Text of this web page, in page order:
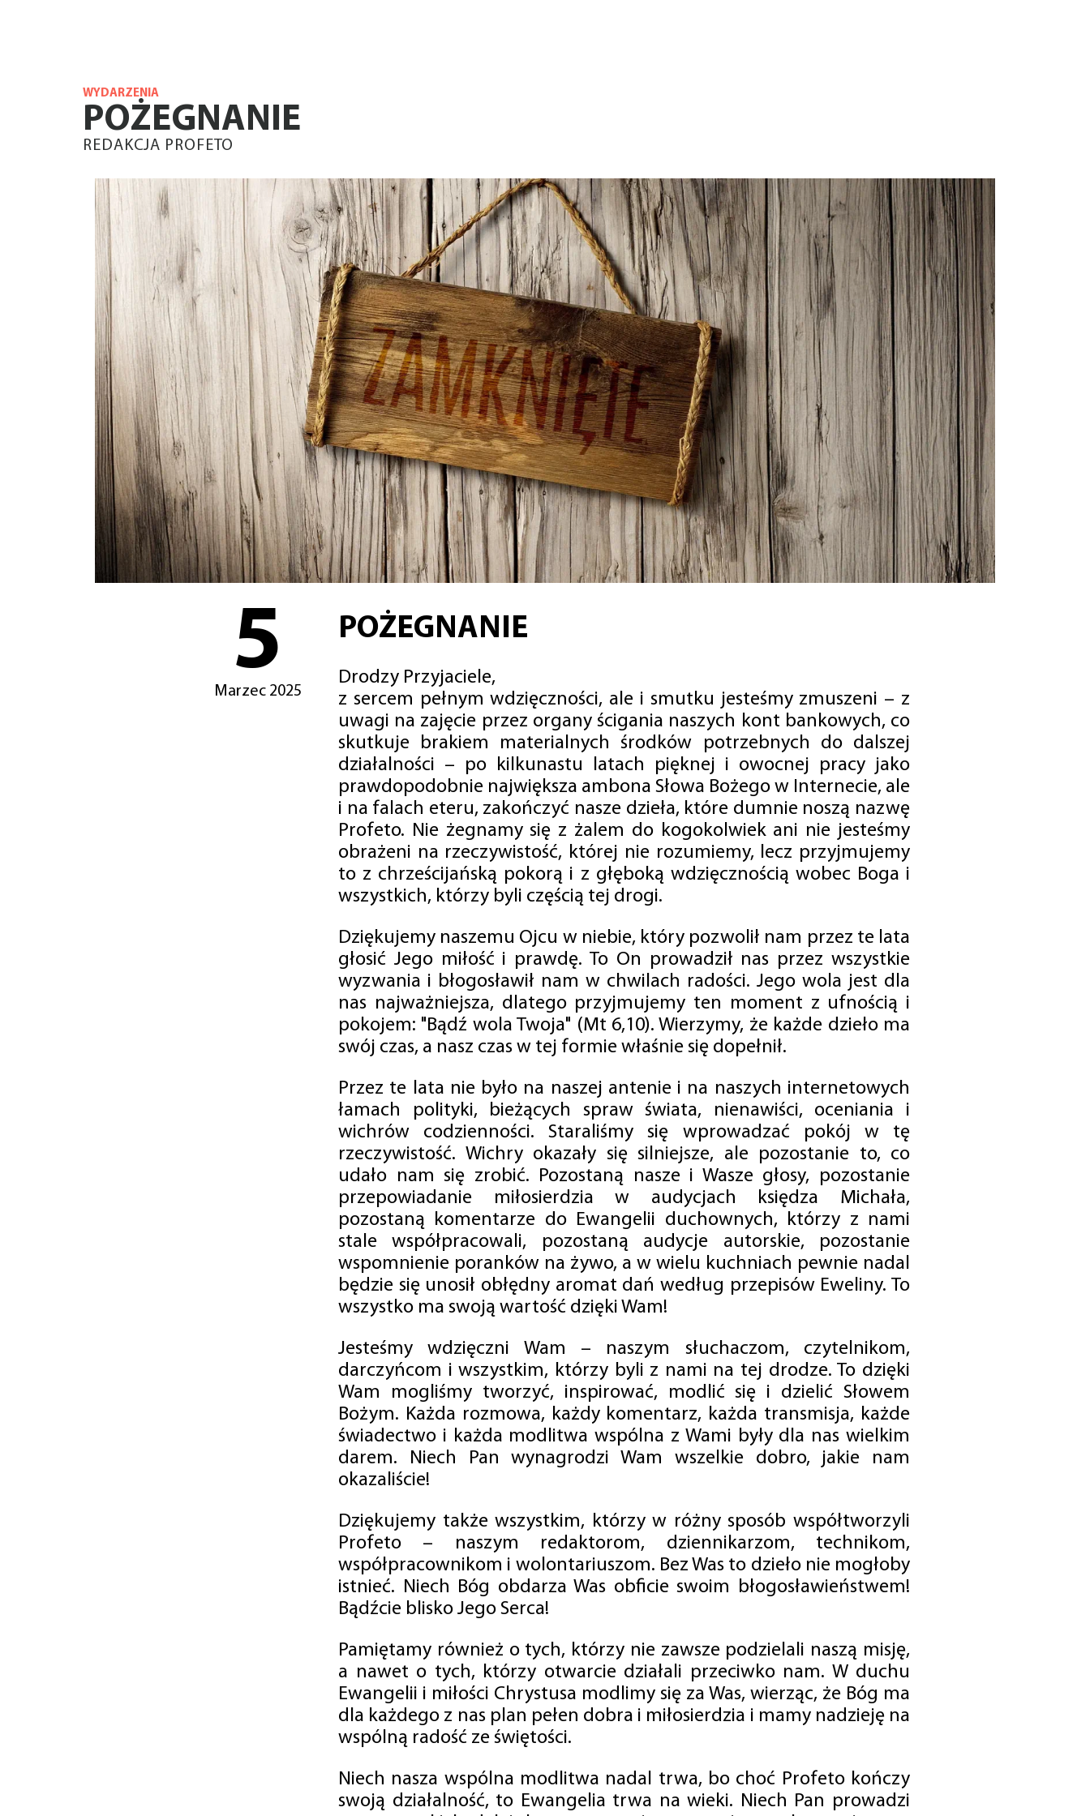
WYDARZENIA
POŻEGNANIE
REDAKCJA PROFETO
5
Marzec 2025
POŻEGNANIE
Drodzy Przyjaciele,
z sercem pełnym wdzięczności, ale i smutku jesteśmy zmuszeni – z
uwagi na zajęcie przez organy ścigania naszych kont bankowych, co
skutkuje brakiem materialnych środków potrzebnych do dalszej
działalności – po kilkunastu latach pięknej i owocnej pracy jako
prawdopodobnie największa ambona Słowa Bożego w Internecie, ale
i na falach eteru, zakończyć nasze dzieła, które dumnie noszą nazwę
Profeto. Nie żegnamy się z żalem do kogokolwiek ani nie jesteśmy
obrażeni na rzeczywistość, której nie rozumiemy, lecz przyjmujemy
to z chrześcijańską pokorą i z głęboką wdzięcznością wobec Boga i
wszystkich, którzy byli częścią tej drogi.
Dziękujemy naszemu Ojcu w niebie, który pozwolił nam przez te lata
głosić Jego miłość i prawdę. To On prowadził nas przez wszystkie
wyzwania i błogosławił nam w chwilach radości. Jego wola jest dla
nas najważniejsza, dlatego przyjmujemy ten moment z ufnością i
pokojem: "Bądź wola Twoja" (Mt 6,10). Wierzymy, że każde dzieło ma
swój czas, a nasz czas w tej formie właśnie się dopełnił.
Przez te lata nie było na naszej antenie i na naszych internetowych
łamach polityki, bieżących spraw świata, nienawiści, oceniania i
wichrów codzienności. Staraliśmy się wprowadzać pokój w tę
rzeczywistość. Wichry okazały się silniejsze, ale pozostanie to, co
udało nam się zrobić. Pozostaną nasze i Wasze głosy, pozostanie
przepowiadanie miłosierdzia w audycjach księdza Michała,
pozostaną komentarze do Ewangelii duchownych, którzy z nami
stale współpracowali, pozostaną audycje autorskie, pozostanie
wspomnienie poranków na żywo, a w wielu kuchniach pewnie nadal
będzie się unosił obłędny aromat dań według przepisów Eweliny. To
wszystko ma swoją wartość dzięki Wam!
Jesteśmy wdzięczni Wam – naszym słuchaczom, czytelnikom,
darczyńcom i wszystkim, którzy byli z nami na tej drodze. To dzięki
Wam mogliśmy tworzyć, inspirować, modlić się i dzielić Słowem
Bożym. Każda rozmowa, każdy komentarz, każda transmisja, każde
świadectwo i każda modlitwa wspólna z Wami były dla nas wielkim
darem. Niech Pan wynagrodzi Wam wszelkie dobro, jakie nam
okazaliście!
Dziękujemy także wszystkim, którzy w różny sposób współtworzyli
Profeto – naszym redaktorom, dziennikarzom, technikom,
współpracownikom i wolontariuszom. Bez Was to dzieło nie mogłoby
istnieć. Niech Bóg obdarza Was obficie swoim błogosławieństwem!
Bądźcie blisko Jego Serca!
Pamiętamy również o tych, którzy nie zawsze podzielali naszą misję,
a nawet o tych, którzy otwarcie działali przeciwko nam. W duchu
Ewangelii i miłości Chrystusa modlimy się za Was, wierząc, że Bóg ma
dla każdego z nas plan pełen dobra i miłosierdzia i mamy nadzieję na
wspólną radość ze świętości.
Niech nasza wspólna modlitwa nadal trwa, bo choć Profeto kończy
swoją działalność, to Ewangelia trwa na wieki. Niech Pan prowadzi